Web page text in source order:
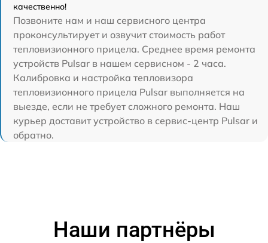
качественно!
Позвоните нам и наш сервисного центра
проконсультирует и озвучит стоимость работ
тепловизионного прицела. Среднее время ремонта
устройств Pulsar в нашем сервисном - 2 часа.
Калибровка и настройка тепловизора
тепловизионного прицела Pulsar выполняется на
выезде, если не требует сложного ремонта. Наш
курьер доставит устройство в сервис-центр Pulsar и
обратно.
Наши партнёры